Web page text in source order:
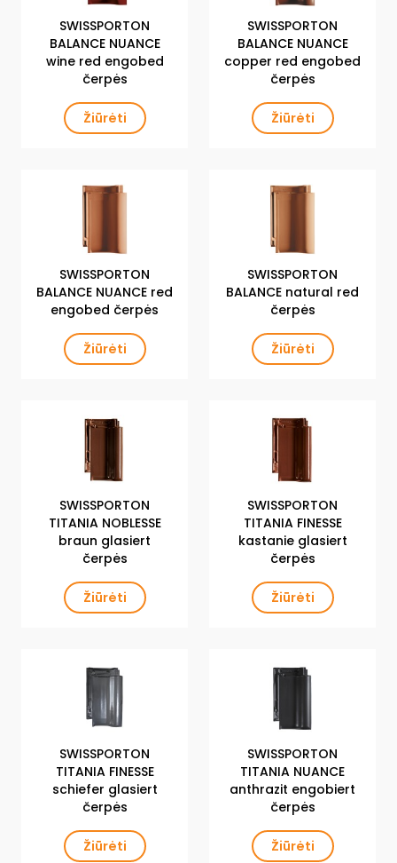
SWISSPORTON
BALANCE NUANCE
wine red engobed
čerpės
Žiūrėti
SWISSPORTON
BALANCE NUANCE
copper red engobed
čerpės
Žiūrėti
SWISSPORTON
BALANCE NUANCE red
engobed čerpės
Žiūrėti
SWISSPORTON
BALANCE natural red
čerpės
Žiūrėti
SWISSPORTON
TITANIA NOBLESSE
braun glasiert
čerpės
Žiūrėti
SWISSPORTON
TITANIA FINESSE
kastanie glasiert
čerpės
Žiūrėti
SWISSPORTON
TITANIA FINESSE
schiefer glasiert
čerpės
Žiūrėti
SWISSPORTON
TITANIA NUANCE
anthrazit engobiert
čerpės
Žiūrėti